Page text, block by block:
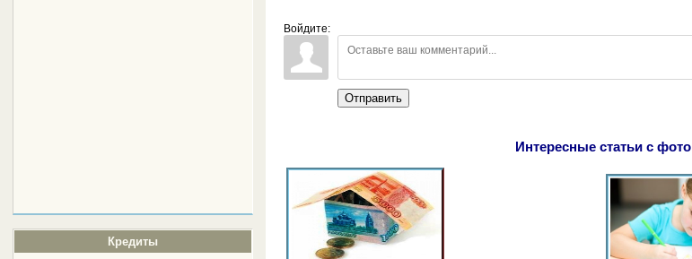
Кредиты
Войдите:
Отправить
Интересные статьи с фото